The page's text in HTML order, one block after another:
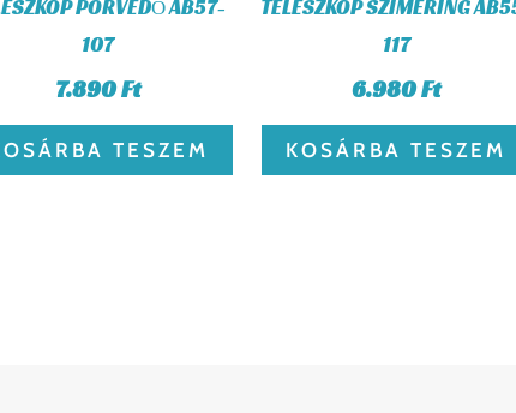
PORVÉDŐ AB57-
107
7.890Ft
TESZEM
TELESZKÓP SZIMERING
117
6.980Ft
KOSÁRBA TESZEM